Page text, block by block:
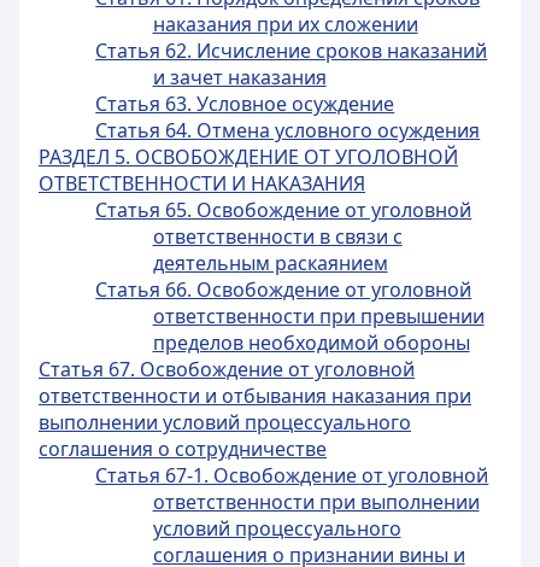
наказания при их сложении
Статья 62. Исчисление сроков наказаний
и зачет наказания
Статья 63. Условное осуждение
Статья 64. Отмена условного осуждения
РАЗДЕЛ 5. ОСВОБОЖДЕНИЕ ОТ УГОЛОВНОЙ
ОТВЕТСТВЕННОСТИ И НАКАЗАНИЯ
Статья 65. Освобождение от уголовной
ответственности в связи с
деятельным раскаянием
Статья 66. Освобождение от уголовной
ответственности при превышении
пределов необходимой обороны
Статья 67. Освобождение от уголовной
ответственности и отбывания наказания при
выполнении условий процессуального
соглашения о сотрудничестве
Статья 67-1. Освобождение от уголовной
ответственности при выполнении
условий процессуального
соглашения о признании вины и